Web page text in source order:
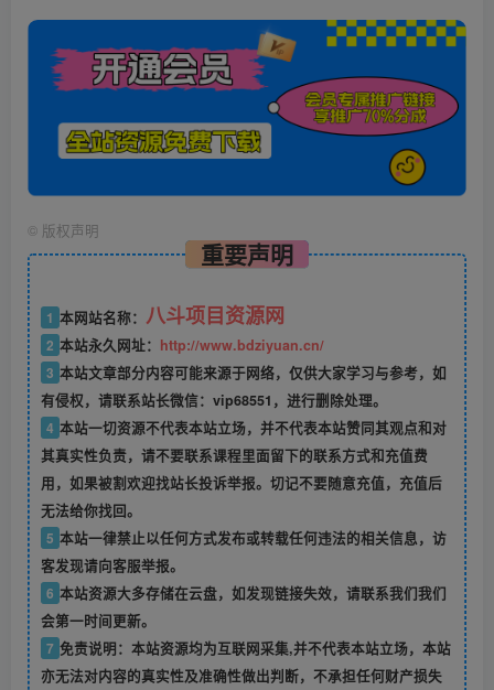
© 版权声明
重要声明
1 本网站名称： 八斗项目资源网
2 本站永久网址： http://www.bdziyuan.cn/
3 本站文章部分内容可能来源于网络，仅供大家学习与参考，如
有侵权，请联系站长微信：vip68551，进行删除处理。
4 本站一切资源不代表本站立场，并不代表本站赞同其观点和对
其真实性负责，请不要联系课程里面留下的联系方式和充值费
用，如果被割欢迎找站长投诉举报。切记不要随意充值，充值后
无法给你找回。
5 本站一律禁止以任何方式发布或转载任何违法的相关信息，访
客发现请向客服举报。
6 本站资源大多存储在云盘，如发现链接失效，请联系我们我们
会第一时间更新。
7 免责说明：本站资源均为互联网采集,并不代表本站立场，本站
亦无法对内容的真实性及准确性做出判断，不承担任何财产损失